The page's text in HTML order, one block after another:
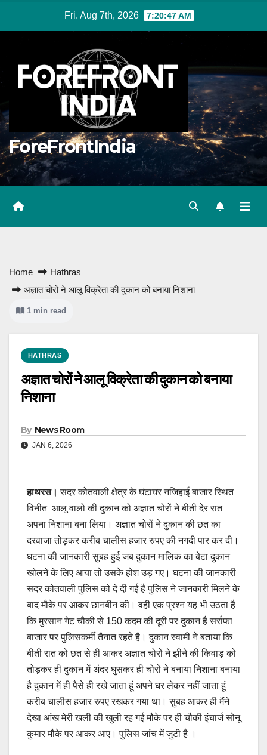
Fri. Aug 7th, 2026 7:20:48 AM
ForeFrontIndia
Home
Hathras
अज्ञात चोरों ने आलू विक्रेता की दुकान को बनाया निशाना
1 min read
HATHRAS
अज्ञात चोरों ने आलू विक्रेता की दुकान को बनाया
निशाना
By News Room
JAN 6, 2026
हाथरस। सदर कोतवाली क्षेत्र के घंटाघर नजिहाई बाजार स्थित
विनीत आलू वालो की दुकान को अज्ञात चोरों ने बीती देर रात
अपना निशाना बना लिया। अज्ञात चोरों ने दुकान की छत का
दरवाजा तोड़कर करीब चालीस हजार रुपए की नगदी पार कर दी।
घटना की जानकारी सुबह हुई जब दुकान मालिक का बेटा दुकान
खोलने के लिए आया तो उसके होश उड़ गए। घटना की जानकारी
सदर कोतवाली पुलिस को दे दी गई है पुलिस ने जानकारी मिलने के
बाद मौके पर आकर छानबीन की। वही एक प्रश्न यह भी उठता है
कि मुरसान गेट चौकी से 150 कदम की दूरी पर दुकान है सर्राफा
बाजार पर पुलिसकर्मी तैनात रहते है। दुकान स्वामी ने बताया कि
बीती रात को छत से ही आकर अज्ञात चोरों ने झीने की किवाड़ को
तोड़कर ही दुकान में अंदर घुसकर ही चोरों ने बनाया निशाना बनाया
है दुकान में ही पैसे ही रखे जाता हूं अपने घर लेकर नहीं जाता हूं
करीब चालीस हजार रुपए रखकर गया था। सुबह आकर ही मैंने
देखा आंख मेरी खली की खुली रह गई मौके पर ही चौकी इंचार्ज सोनू
कुमार मौके पर आकर आए। पुलिस जांच में जुटी है ।